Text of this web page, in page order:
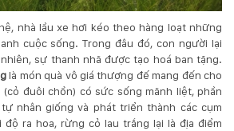
nhà lầu xe hơi kéo theo hàng loạt những
cuộc sống. Trong đâu đó, con người lại
sự thanh nhã được tạo hoá ban tặng.
là món quà vô giá thượng đế mang đến cho
đuôi chồn) có sức sống mãnh liệt, phần
nhân giống và phát triển thành các cụm
ra hoa, rừng cỏ lau trắng lại là địa điểm